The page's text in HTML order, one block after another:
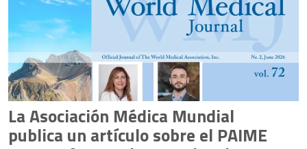
La Asociación Médica Mundial
publica un artículo sobre el PAIME